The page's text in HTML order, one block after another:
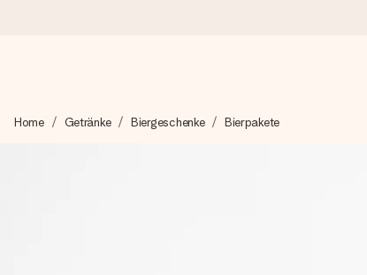
Wir bereiten dein Geschenk sorgfältig vor und schicken
Unsere Geschenke begeistern. Kunden bewerten uns
Home Getränke Biergeschenke Bierpakete